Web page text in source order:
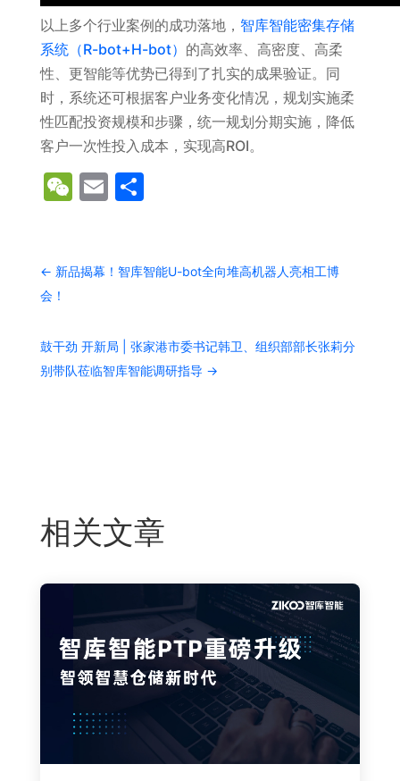
以上多个行业案例的成功落地， 智库智能密集存储
系统（R-bot+H-bot） 的高效率、高密度、高柔
性、更智能等优势已得到了扎实的成果验证。同
时，系统还可根据客户业务变化情况，规划实施柔
性匹配投资规模和步骤，统一规划分期实施，降低
客户一次性投入成本，实现高ROI。
WeChat
Email
分
← 新品揭幕！智库智能U-bot全向堆高机器人亮相工博
会！
鼓干劲 开新局 | 张家港市委书记韩卫、组织部部长张莉分
别带队莅临智库智能调研指导 →
相关文章